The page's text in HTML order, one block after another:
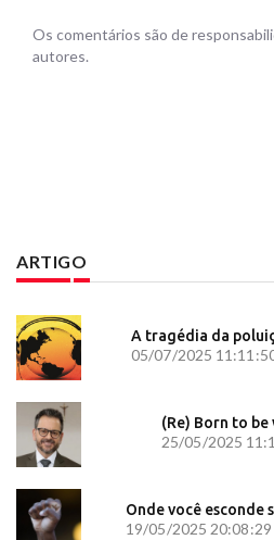
Os comentários são de
autores.
ARTIGO
A tragédia da
05/07/2025
(Re) Born to be
25/05/2025
Onde você esconde
19/05/2025 20:08:29